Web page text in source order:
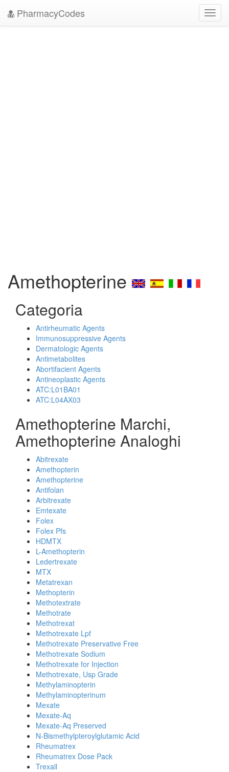
PharmacyCodes
Amethopterine
Categoria
Antirheumatic Agents
Immunosuppressive Agents
Dermatologic Agents
Antimetabolites
Abortifacient Agents
Antineoplastic Agents
ATC:L01BA01
ATC:L04AX03
Amethopterine Marchi,
Amethopterine Analoghi
Abitrexate
Amethopterin
Amethopterine
Antifolan
Arbitrexate
Emtexate
Folex
Folex Pfs
HDMTX
L-Amethopterin
Ledertrexate
MTX
Metatrexan
Methopterin
Methotextrate
Methotrate
Methotrexat
Methotrexate Lpf
Methotrexate Preservative Free
Methotrexate Sodium
Methotrexate for Injection
Methotrexate, Usp Grade
Methylaminopterin
Methylaminopterinum
Mexate
Mexate-Aq
Mexate-Aq Preserved
N-Bismethylpteroylglutamic Acid
Rheumatrex
Rheumatrex Dose Pack
Trexall